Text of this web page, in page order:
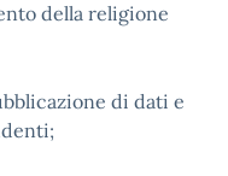
della religione
di dati e